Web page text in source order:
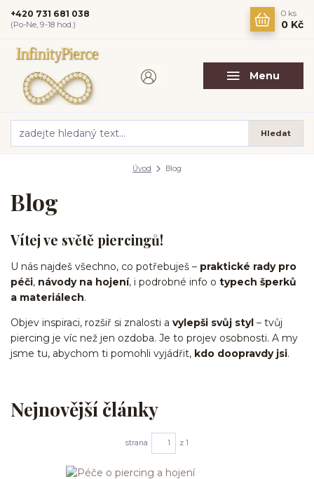
Menu
Hledat
+420 731 681 038
(Po-Ne, 9-18 hod.)
0 ks
0 Kč
Úvod Blog
Blog
Vítej ve světě piercingů!
U nás najdeš všechno, co potřebuješ – praktické rady pro
péči, návody na hojení, i podrobné info o typech šperků
a materiálech.
Objev inspiraci, rozšiř si znalosti a vylepši svůj styl – tvůj
piercing je víc než jen ozdoba. Je to projev osobnosti. A my
jsme tu, abychom ti pomohli vyjádřit, kdo doopravdy jsi.
Nejnovější články
strana z 1